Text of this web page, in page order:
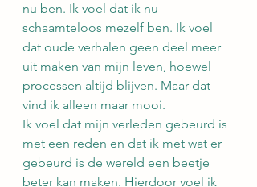
nu ben. Ik voel dat ik nu
schaamteloos mezelf ben. Ik voel
dat oude verhalen geen deel meer
uit maken van mijn leven, hoewel
processen altijd blijven. Maar dat
vind ik alleen maar mooi.
Ik voel dat mijn verleden gebeurd is
met een reden en dat ik met wat er
gebeurd is de wereld een beetje
beter kan maken. Hierdoor voel ik